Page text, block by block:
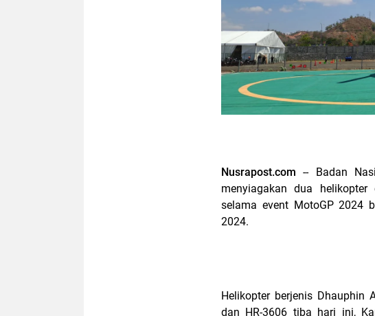
Nusrapost.com-- Badan
menyiagakan dua
selama event MotoGP 2024
2024.
Helikopter berjenis Dhauphin
dan HR-3606 tiba hari ini,